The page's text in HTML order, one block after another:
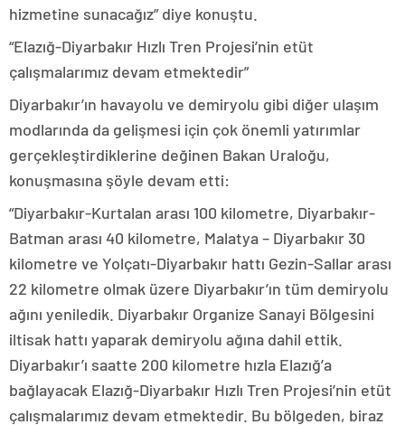
hizmetine sunacağız” diye konuştu.
“Elazığ-Diyarbakır Hızlı Tren Projesi’nin etüt
çalışmalarımız devam etmektedir”
Diyarbakır’ın havayolu ve demiryolu gibi diğer ulaşım
modlarında da gelişmesi için çok önemli yatırımlar
gerçekleştirdiklerine değinen Bakan Uraloğu,
konuşmasına şöyle devam etti:
“Diyarbakır-Kurtalan arası 100 kilometre, Diyarbakır-
Batman arası 40 kilometre, Malatya – Diyarbakır 30
kilometre ve Yolçatı-Diyarbakır hattı Gezin-Sallar arası
22 kilometre olmak üzere Diyarbakır’ın tüm demiryolu
ağını yeniledik. Diyarbakır Organize Sanayi Bölgesini
iltisak hattı yaparak demiryolu ağına dahil ettik.
Diyarbakır’ı saatte 200 kilometre hızla Elazığ’a
bağlayacak Elazığ-Diyarbakır Hızlı Tren Projesi’nin etüt
çalışmalarımız devam etmektedir. Bu bölgeden, biraz